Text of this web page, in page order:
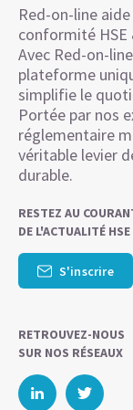
Red-on-line
conformité HSE
Avec Red-on-
plateforme
simplifie le
Portée par nos
réglementaire
véritable levier
durable.
RESTEZ AU
DE L'ACTUALITÉ HSE
S'inscrire
RETROUVEZ-NOUS
SUR NOS RÉSEAUX